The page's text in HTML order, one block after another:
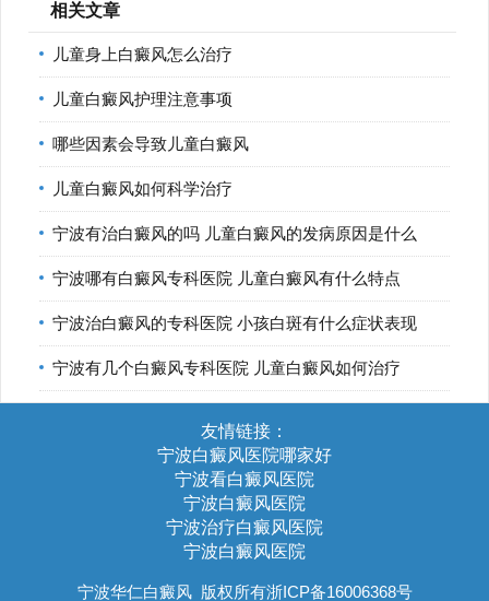
相关文章
儿童身上白癜风怎么治疗
儿童白癜风护理注意事项
哪些因素会导致儿童白癜风
儿童白癜风如何科学治疗
宁波有治白癜风的吗 儿童白癜风的发病原因是什么
宁波哪有白癜风专科医院 儿童白癜风有什么特点
宁波治白癜风的专科医院 小孩白斑有什么症状表现
宁波有几个白癜风专科医院 儿童白癜风如何治疗
友情链接：
宁波白癜风医院哪家好
宁波看白癜风医院
宁波白癜风医院
宁波治疗白癜风医院
宁波白癜风医院
宁波华仁白癜风版权所有浙ICP备16006368号